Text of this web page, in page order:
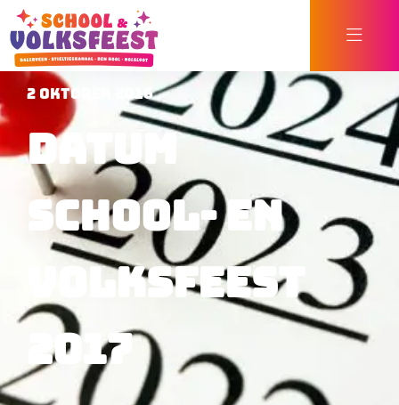
2 oktober 2016
Datum
School- en
Volksfeest
2017